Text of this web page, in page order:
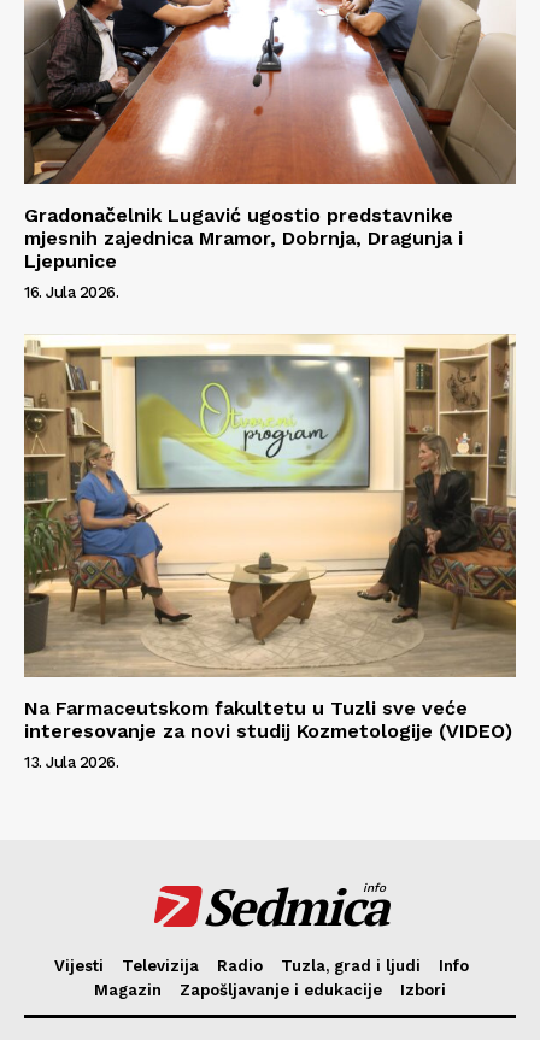
Gradonačelnik Lugavić ugostio predstavnike
mjesnih zajednica Mramor, Dobrnja, Dragunja i
Ljepunice
16. Jula 2026.
Na Farmaceutskom fakultetu u Tuzli sve veće
interesovanje za novi studij Kozmetologije (VIDEO)
13. Jula 2026.
Sedmica
info
Vijesti Televizija Radio Tuzla, grad i ljudi
Info
Magazin
Zapošljavanje i edukacije Izbori